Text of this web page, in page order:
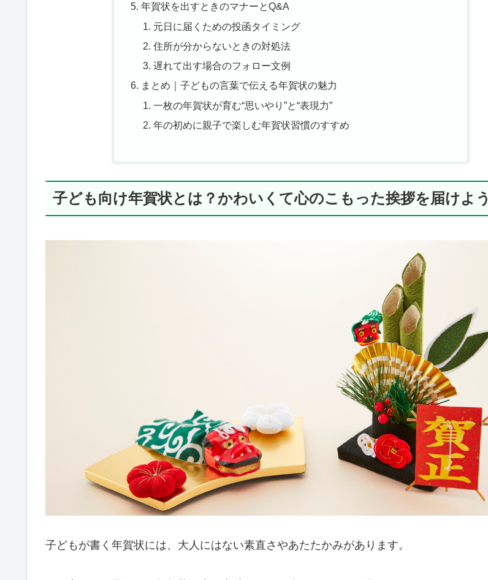
年賀状を出すときのマナーとQ&A
元日に届くための投函タイミング
住所が分からないときの対処法
遅れて出す場合のフォロー文例
まとめ｜子どもの言葉で伝える年賀状の魅力
一枚の年賀状が育む“思いやり”と“表現力”
年の初めに親子で楽しむ年賀状習慣のすすめ
子ども向け年賀状とは？かわいくて心のこもった挨拶を届けよう
子どもが書く年賀状には、大人にはない素直さやあたたかみがあります。